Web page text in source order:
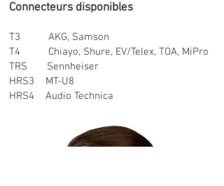
Connecteurs disponibles
T3 AKG, Samson
T4 Chiayo, Shure, EV/Telex, TOA, MiPro
TRS Sennheiser
HRS3 MT-U8
HRS4 Audio Technica